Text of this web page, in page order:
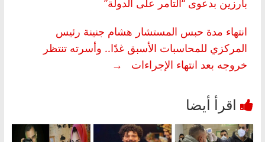
بارزين بدعوى “التآمر على الدولة”
انتهاء مدة حبس المستشار هشام جنينة رئيس
المركزي للمحاسبات الأسبق غدًا.. وأسرته تنتظر
خروجه بعد انتهاء الإجراءات
→